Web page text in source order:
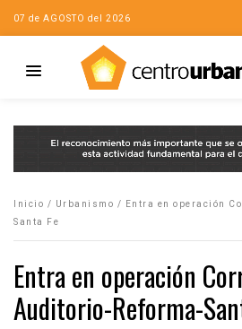
07 de AGOSTO del 2026
Inicio / Urbanismo /
Entra en operación
Santa Fe
Entra en operación
Auditorio-Reforma-